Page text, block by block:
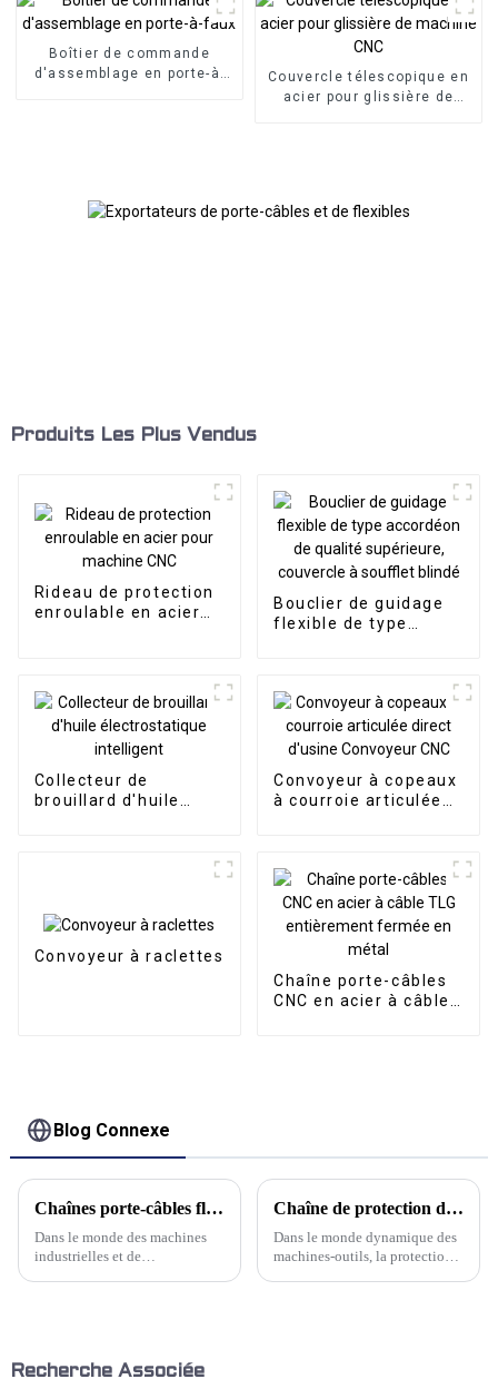
en aluminium
Boîtier de commande
d'assemblage en porte-à-
Couvercle télescopique en
acier pour glissière de
Produits Les Plus Vendus
Rideau de protection
enroulable en acier
Bouclier de guidage
flexible de type
Collecteur de
brouillard d'huile
Convoyeur à copeaux
à courroie articulée
Convoyeur à raclettes
Chaîne porte-câbles
CNC en acier à câble
Blog Connexe
Chaînes porte-câbles flexibles : le meilleur choix pour la sécurité des câbles
Dans le monde des machines
industrielles et de
la longévité des équipements.
Chaîne de protection de câble flexible en acier au carbone TL : une synthèse de résistance et de flexibilité
Dans le monde dynamique des
machines-outils, la protection
Recherche Associée